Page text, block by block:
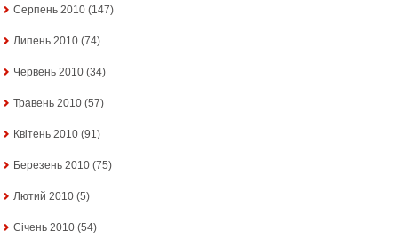
Серпень 2010 (147)
Липень 2010 (74)
Червень 2010 (34)
Травень 2010 (57)
Квітень 2010 (91)
Березень 2010 (75)
Лютий 2010 (5)
Січень 2010 (54)